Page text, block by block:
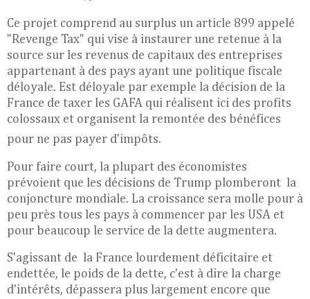
Ce projet comprend au surplus un article 899 appelé
"Revenge Tax" qui vise à instaurer une retenue à la
source sur les revenus de capitaux des entreprises
appartenant à des pays ayant une politique fiscale
déloyale. Est déloyale par exemple la décision de la
France de taxer les GAFA qui réalisent ici des profits
colossaux et organisent la remontée des bénéfices
pour ne pas payer d'impôts.
Pour faire court, la plupart des économistes
prévoient que les décisions de Trump plomberont la
conjoncture mondiale. La croissance sera molle pour à
peu près tous les pays à commencer par les USA et
pour beaucoup le service de la dette augmentera.
S'agissant de la France lourdement déficitaire et
endettée, le poids de la dette, c'est à dire la charge
d'intérêts, dépassera plus largement encore que